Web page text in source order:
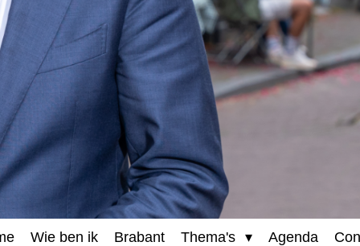
Wie ben ik Brabant Thema's Agenda